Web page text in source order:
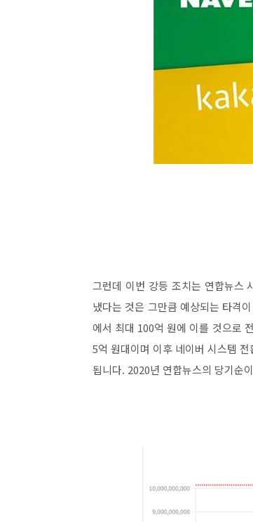
그런데 이번 강등 조치는 연합뉴스
냈다는 것은 그만큼 예상되는 타격
에서 최대 100억 원에 이를 것으로
5억 원대이며 이후 네이버 시스템
됩니다. 2020년 연합뉴스의 당기순